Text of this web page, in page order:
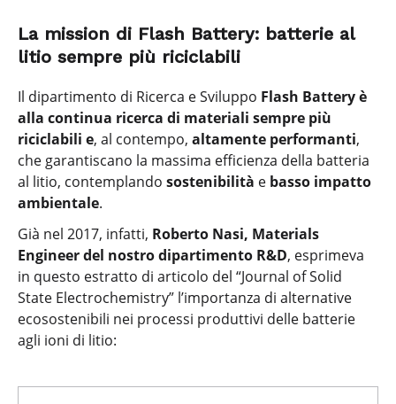
La mission di Flash Battery: batterie al
litio sempre più riciclabili
Il dipartimento di Ricerca e Sviluppo Flash Battery è
alla continua ricerca di materiali sempre più
riciclabili e, al contempo, altamente performanti,
che garantiscano la massima efficienza della batteria
al litio, contemplando sostenibilità e basso impatto
ambientale.
Già nel 2017, infatti, Roberto Nasi, Materials
Engineer del nostro dipartimento R&D, esprimeva
in questo estratto di articolo del “Journal of Solid
State Electrochemistry” l’importanza di alternative
ecosostenibili nei processi produttivi delle batterie
agli ioni di litio: